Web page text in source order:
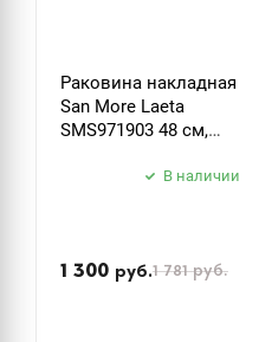
Раковина накладная
San More Laeta
SMS971903 48 см,
В наличии
1 300 руб.1 781руб.